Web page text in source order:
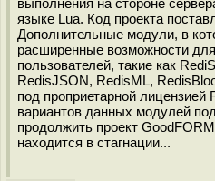
выполнения на стороне
языке Lua. Код проекта
Дополнительные модули, в
расширенные возможности
пользователей, такие как
RedisJSON, RedisML,
под проприетарной лицензией
вариантов данных модулей
продолжить проект
находится в стагнации...